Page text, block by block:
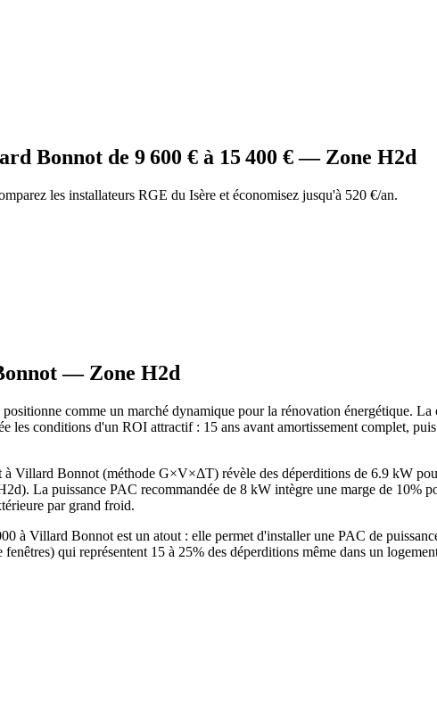
Bonnot de 9 600 € à 15 400 € — Zone H2d
les installateurs RGE du Isère et économisez jusqu'à 520 €/an.
— Zone H2d
comme un marché dynamique pour la rénovation énergétique.
les conditions d'un ROI attractif : 15 ans avant amortissement complet,
Villard Bonnot (méthode G×V×ΔT) révèle des déperditions de 6.9 kW
La puissance PAC recommandée de 8 kW intègre une marge de 10%
par grand froid.
à Villard Bonnot est un atout : elle permet d'installer une PAC de
qui représentent 15 à 25% des déperditions même dans un